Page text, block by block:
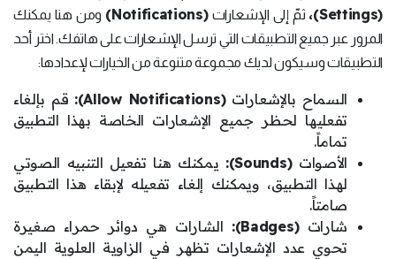
(Settings)، ثمّ إلى الإشعارات(Notifications)
ومن هنا يمكنك
المرور عبر جميع التطبيقات التي ترسل الإشعارات على هاتفك. اختر أحد
التطبيقات وسيكون لديك مجموعة متنوعة من الخيارات لإعدادها:
السماح بالإشعارات(Allow Notifications):
قم بإلغاء
تفعليها لحظر جميع الإشعارات الخاصة بهذا التطبيق
تماماً.
الأصوات(Sounds):
يمكنك هنا تفعيل التنبيه الصوتي
لهذا التطبيق، ويمكنك إلغاء تفعيله لإبقاء هذا التطبيق
صامتاً.
شارات(Badges):
الشارات هي دوائر حمراء صغيرة
تحوي عدد الإشعارات تظهر في الزاوية العلوية اليمن